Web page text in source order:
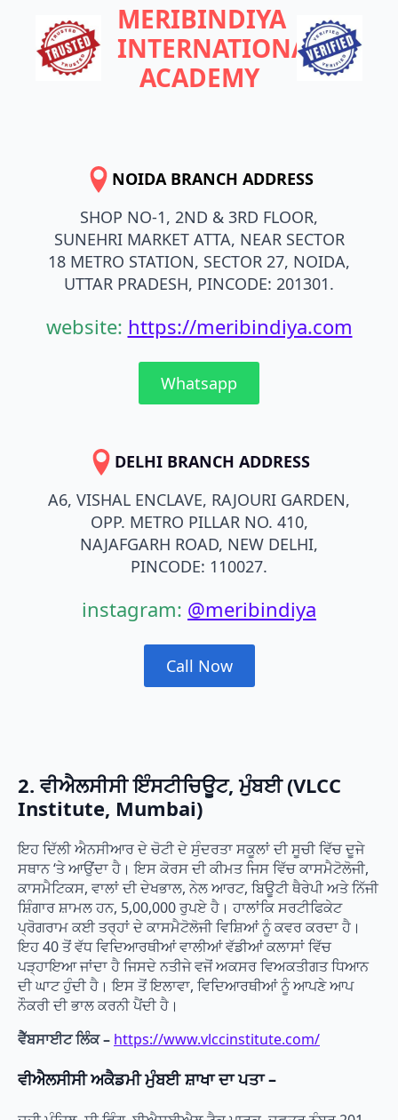
MERIBINDIYA
INTERNATIONAL
ACADEMY
NOIDA BRANCH ADDRESS
SHOP NO-1, 2ND & 3RD FLOOR,
SUNEHRI MARKET ATTA, NEAR SECTOR
18 METRO STATION, SECTOR 27, NOIDA,
UTTAR PRADESH, PINCODE: 201301.
website: https://meribindiya.com
Whatsapp
DELHI BRANCH ADDRESS
A6, VISHAL ENCLAVE, RAJOURI GARDEN,
OPP. METRO PILLAR NO. 410,
NAJAFGARH ROAD, NEW DELHI,
PINCODE: 110027.
instagram: @meribindiya
Call Now
2. ਵੀਐਲਸੀਸੀ ਇੰਸਟੀਚਿਊਟ, ਮੁੰਬਈ (VLCC
Institute, Mumbai)
ਇਹ ਦਿੱਲੀ ਐਨਸੀਆਰ ਦੇ ਚੋਟੀ ਦੇ ਸੁੰਦਰਤਾ ਸਕੂਲਾਂ ਦੀ ਸੂਚੀ ਵਿੱਚ ਦੂਜੇ
ਸਥਾਨ ‘ਤੇ ਆਉਂਦਾ ਹੈ। ਇਸ ਕੋਰਸ ਦੀ ਕੀਮਤ ਜਿਸ ਵਿੱਚ ਕਾਸਮੈਟੋਲੋਜੀ,
ਕਾਸਮੈਟਿਕਸ, ਵਾਲਾਂ ਦੀ ਦੇਖਭਾਲ, ਨੇਲ ਆਰਟ, ਬਿਊਟੀ ਥੈਰੇਪੀ ਅਤੇ ਨਿੱਜੀ
ਸ਼ਿੰਗਾਰ ਸ਼ਾਮਲ ਹਨ, 5,00,000 ਰੁਪਏ ਹੈ। ਹਾਲਾਂਕਿ ਸਰਟੀਫਿਕੇਟ
ਪ੍ਰੋਗਰਾਮ ਕਈ ਤਰ੍ਹਾਂ ਦੇ ਕਾਸਮੈਟੋਲੋਜੀ ਵਿਸ਼ਿਆਂ ਨੂੰ ਕਵਰ ਕਰਦਾ ਹੈ।
ਇਹ 40 ਤੋਂ ਵੱਧ ਵਿਦਿਆਰਥੀਆਂ ਵਾਲੀਆਂ ਵੱਡੀਆਂ ਕਲਾਸਾਂ ਵਿੱਚ
ਪੜ੍ਹਾਇਆ ਜਾਂਦਾ ਹੈ ਜਿਸਦੇ ਨਤੀਜੇ ਵਜੋਂ ਅਕਸਰ ਵਿਅਕਤੀਗਤ ਧਿਆਨ
ਦੀ ਘਾਟ ਹੁੰਦੀ ਹੈ। ਇਸ ਤੋਂ ਇਲਾਵਾ, ਵਿਦਿਆਰਥੀਆਂ ਨੂੰ ਆਪਣੇ ਆਪ
ਨੌਕਰੀ ਦੀ ਭਾਲ ਕਰਨੀ ਪੈਂਦੀ ਹੈ।
ਵੈੱਬਸਾਈਟ ਲਿੰਕ – https://www.vlccinstitute.com/
ਵੀਐਲਸੀਸੀ ਅਕੈਡਮੀ ਮੁੰਬਈ ਸ਼ਾਖਾ ਦਾ ਪਤਾ–